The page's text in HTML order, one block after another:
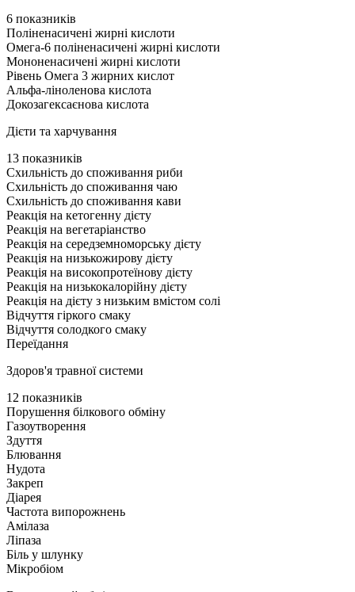
6 показників
Поліненасичені жирні кислоти
Омега-6 поліненасичені жирні кислоти
Мононенасичені жирні кислоти
Рівень Омега 3 жирних кислот
Альфа-ліноленова кислота
Докозагексаєнова кислота
Дієти та харчування
13 показників
Схильність до споживання риби
Схильність до споживання чаю
Схильність до споживання кави
Реакція на кетогенну дієту
Реакція на вегетаріанство
Реакція на середземноморську дієту
Реакція на низькожирову дієту
Реакція на високопротеїнову дієту
Реакція на низькокалорійну дієту
Реакція на дієту з низьким вмістом солі
Відчуття гіркого смаку
Відчуття солодкого смаку
Переїдання
Здоров'я травної системи
12 показників
Порушення білкового обміну
Газоутворення
Здуття
Блювання
Нудота
Закреп
Діарея
Частота випорожнень
Амілаза
Ліпаза
Біль у шлунку
Мікробіом